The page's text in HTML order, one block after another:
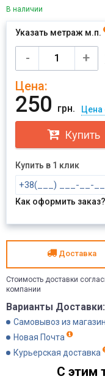
В наличии
Указать метраж м.п.
- +
Цена:
250 грн.
Купить
Купить в 1 клик
Как оформить заказ?
Доставка
Стоимость доставки
компании
Варианты Доставки:
Самовывоз из
Новая Почта
Курьерская доставка
С этим